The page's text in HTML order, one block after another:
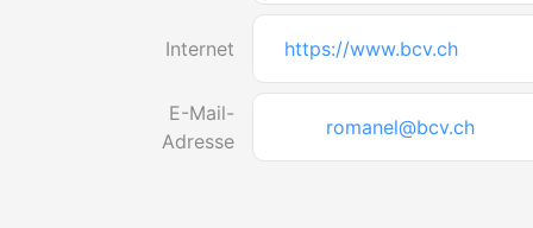
Internet https://www.bcv.ch
E-Mail-
Adresse
romanel@bcv.ch